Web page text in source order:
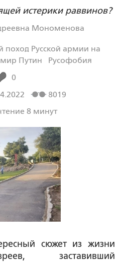
истерики раввинов?
Мономенова
поход Русской армии на
Путин
Русофобия
0
8019
8 минут
сюжет из жизни
заставивший